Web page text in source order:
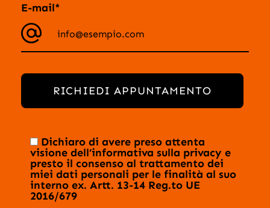
E-mail*
RICHIEDI APPUNTAMENTO
Dichiaro di avere preso attenta
visione dell’informativa sulla privacy e
presto il consenso al trattamento dei
miei dati personali per le finalità al suo
interno ex. Artt. 13-14 Reg.to UE
2016/679